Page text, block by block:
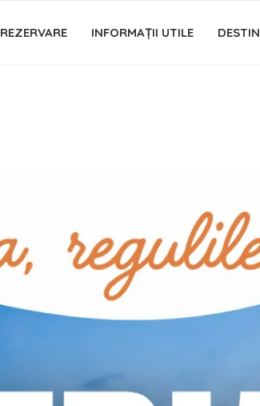
REZERVARE INFORMAȚII UTILE